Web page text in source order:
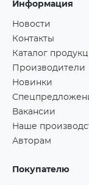
Информация
Новости
Контакты
Каталог
Производители
Новинки
Вакансии
Наше
Авторам
Покупателю